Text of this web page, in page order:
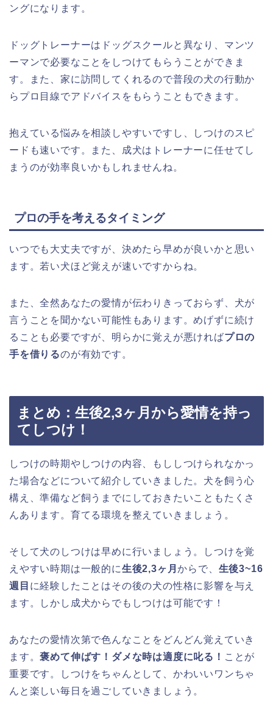
ングになります。
ドッグトレーナーはドッグスクールと異なり、マンツ
ーマンで必要なことをしつけてもらうことができま
す。また、家に訪問してくれるので普段の犬の行動か
らプロ目線でアドバイスをもらうこともできます。
抱えている悩みを相談しやすいですし、しつけのスピ
ードも速いです。また、成犬はトレーナーに任せてし
まうのが効率良いかもしれませんね。
プロの手を考えるタイミング
いつでも大丈夫ですが、決めたら早めが良いかと思い
ます。若い犬ほど覚えが速いですからね。
また、全然あなたの愛情が伝わりきっておらず、犬が
言うことを聞かない可能性もあります。めげずに続け
ることも必要ですが、明らかに覚えが悪ければプロの
手を借りるのが有効です。
まとめ：生後2,3ヶ月から愛情を持っ
てしつけ！
しつけの時期やしつけの内容、もししつけられなかっ
た場合などについて紹介していきました。犬を飼う心
構え、準備など飼うまでにしておきたいこともたくさ
んあります。育てる環境を整えていきましょう。
そして犬のしつけは早めに行いましょう。しつけを覚
えやすい時期は一般的に生後2,3ヶ月からで、 生後3~16
週目 に経験したことはその後の犬の性格に影響を与え
ます。しかし成犬からでもしつけは可能です！
あなたの愛情次第で色んなことをどんどん覚えていき
ます。褒めて伸ばす！ダメな時は適度に叱る！ ことが
重要です。しつけをちゃんとして、かわいいワンちゃ
んと楽しい毎日を過ごしていきましょう。